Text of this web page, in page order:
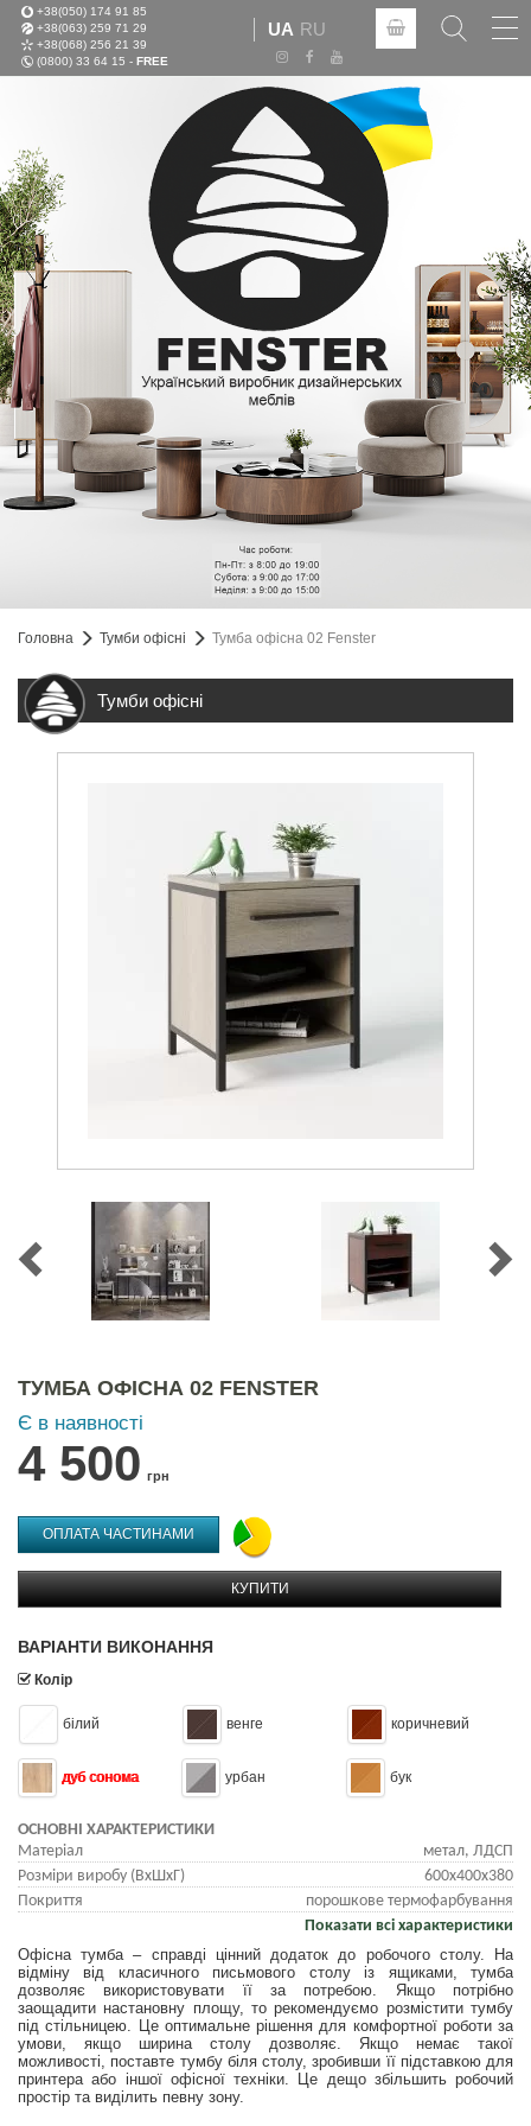
+38(050) 174 91 85
+38(063) 259 71 29
+38(068) 256 21 39
(0800) 33 64 15 - FREE
UA RU
Головна Тумби офісні Тумба офісна 02 Fenster
Тумби офісні
ТУМБА ОФІСНА 02 FENSTER
Є в наявності
4 500 грн
ОПЛАТА ЧАСТИНАМИ
КУПИТИ
ВАРІАНТИ ВИКОНАННЯ
Колір
білий венге коричневий
дуб сонома урбан бук
ОСНОВНІ ХАРАКТЕРИСТИКИ
Матеріал
метал, ЛДСП
Розміри виробу (ВхШхГ)
600x400x380
Покриття
порошкове термофарбування
Показати всі характеристики
Офісна тумба – справді цінний додаток до робочого столу. На
відміну від класичного письмового столу із ящиками, тумба
дозволяє використовувати її за потребою. Якщо потрібно
заощадити настановну площу, то рекомендуємо розмістити тумбу
під стільницею. Це оптимальне рішення для комфортної роботи за
умови, якщо ширина столу дозволяє. Якщо немає такої
можливості, поставте тумбу біля столу, зробивши її підставкою для
принтера або іншої офісної техніки. Це дещо збільшить робочий
простір та виділить певну зону.